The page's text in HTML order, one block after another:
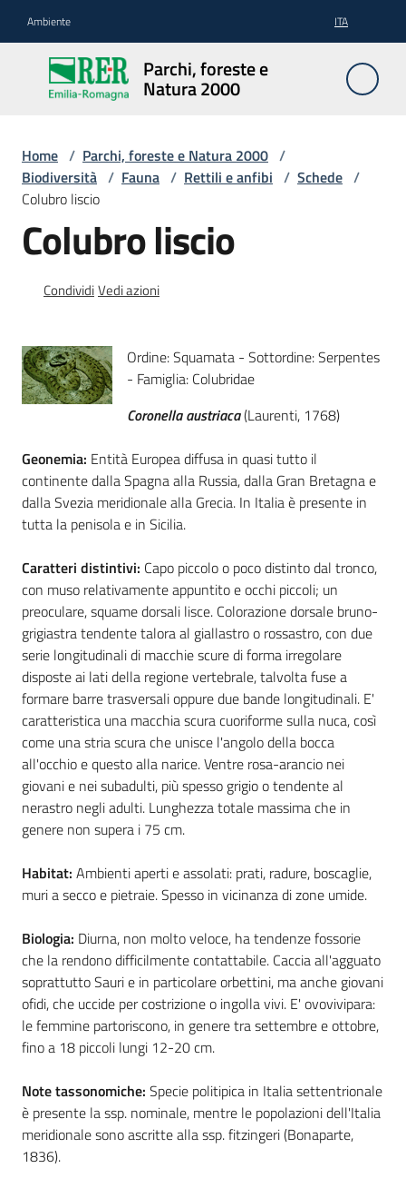
Ambiente ITA
Parchi, foreste e
Natura 2000
Parchi,
foreste
e
2000
Aree
Protette
Natura
2000
Biodiversità
Consultazione
Seguici
su
Ambiente
Argomenti
Novità
Servizi
Leggi Atti Bandi
Home / Parchi, foreste e Natura 2000 /
Biodiversità / Fauna / Rettili e anfibi / Schede /
Colubro liscio
Colubro liscio
CondividiVedi azioni
Ordine: Squamata - Sottordine: Serpentes
- Famiglia: Colubridae
Coronella austriaca(Laurenti, 1768)
Geonemia: Entità Europea diffusa in quasi tutto il
continente dalla Spagna alla Russia, dalla Gran Bretagna e
dalla Svezia meridionale alla Grecia. In Italia è presente in
tutta la penisola e in Sicilia.
Caratteri distintivi: Capo piccolo o poco distinto dal tronco,
con muso relativamente appuntito e occhi piccoli; un
preoculare, squame dorsali lisce. Colorazione dorsale bruno-
grigiastra tendente talora al giallastro o rossastro, con due
serie longitudinali di macchie scure di forma irregolare
disposte ai lati della regione vertebrale, talvolta fuse a
formare barre trasversali oppure due bande longitudinali. E'
caratteristica una macchia scura cuoriforme sulla nuca, così
come una stria scura che unisce l'angolo della bocca
all'occhio e questo alla narice. Ventre rosa-arancio nei
giovani e nei subadulti, più spesso grigio o tendente al
nerastro negli adulti. Lunghezza totale massima che in
genere non supera i 75 cm.
Habitat: Ambienti aperti e assolati: prati, radure, boscaglie,
muri a secco e pietraie. Spesso in vicinanza di zone umide.
Biologia: Diurna, non molto veloce, ha tendenze fossorie
che la rendono difficilmente contattabile. Caccia all'agguato
soprattutto Sauri e in particolare orbettini, ma anche giovani
ofidi, che uccide per costrizione o ingolla vivi. E' ovovivipara:
le femmine partoriscono, in genere tra settembre e ottobre,
fino a 18 piccoli lungi 12-20 cm.
Note tassonomiche: Specie politipica in Italia settentrionale
è presente la ssp. nominale, mentre le popolazioni dell'Italia
meridionale sono ascritte alla ssp. fitzingeri (Bonaparte,
1836).